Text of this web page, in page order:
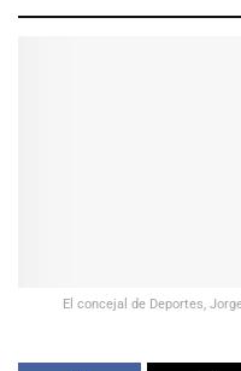
El concejal de Deportes,